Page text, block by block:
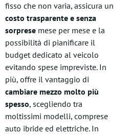
fisso che non varia, assicura un
costo trasparente e senza
sorprese mese per mese e la
possibilità di pianificare il
budget dedicato al veicolo
evitando spese impreviste. In
più, offre il vantaggio di
cambiare mezzo molto più
spesso, scegliendo tra
moltissimi modelli, comprese
auto ibride ed elettriche. In